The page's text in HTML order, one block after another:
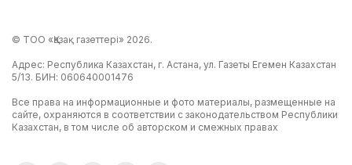
© ТОО «Қазақ газеттері» 2026.
Адрес: Республика Казахстан, г. Астана, ул. Газеты Егемен Казахстан
5/13. БИН: 060640001476
Все права на информационные и фото материалы, размещенные на
сайте, охраняются в соответствии с законодательством Республики
Казахстан, в том числе об авторском и смежных правах